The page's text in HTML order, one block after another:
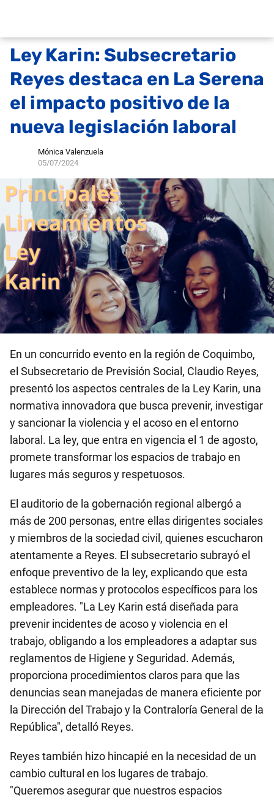
Ley Karin: Subsecretario
Reyes destaca en La Serena
el impacto positivo de la
nueva legislación laboral
Mónica Valenzuela
05/07/2024
En un concurrido evento en la región de Coquimbo,
el Subsecretario de Previsión Social, Claudio Reyes,
presentó los aspectos centrales de la Ley Karin, una
normativa innovadora que busca prevenir, investigar
y sancionar la violencia y el acoso en el entorno
laboral. La ley, que entra en vigencia el 1 de agosto,
promete transformar los espacios de trabajo en
lugares más seguros y respetuosos.
El auditorio de la gobernación regional albergó a
más de 200 personas, entre ellas dirigentes sociales
y miembros de la sociedad civil, quienes escucharon
atentamente a Reyes. El subsecretario subrayó el
enfoque preventivo de la ley, explicando que esta
establece normas y protocolos específicos para los
empleadores. "La Ley Karin está diseñada para
prevenir incidentes de acoso y violencia en el
trabajo, obligando a los empleadores a adaptar sus
reglamentos de Higiene y Seguridad. Además,
proporciona procedimientos claros para que las
denuncias sean manejadas de manera eficiente por
la Dirección del Trabajo y la Contraloría General de la
República", detalló Reyes.
Reyes también hizo hincapié en la necesidad de un
cambio cultural en los lugares de trabajo.
"Queremos asegurar que nuestros espacios